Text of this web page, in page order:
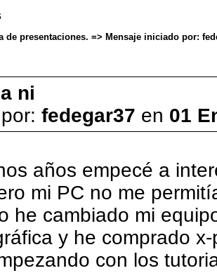
de presentaciones. => Mensaje iniciado por:
ni
fedegar37 en 01
años empecé a
mi PC no me
he cambiado mi
y he comprado
con los